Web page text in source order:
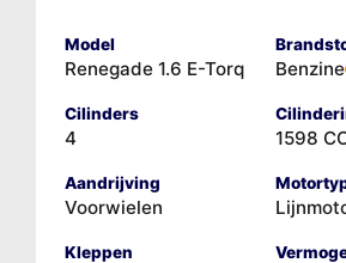
Model
Renegade 1.6 E-Torq Benzine
Cilinders
4 1598
Aandrijving
Voorwielen
Kleppen